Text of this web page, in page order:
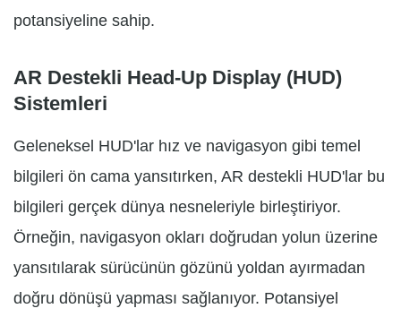
potansiyeline sahip.
AR Destekli Head-Up Display (HUD)
Sistemleri
Geleneksel HUD'lar hız ve navigasyon gibi temel
bilgileri ön cama yansıtırken, AR destekli HUD'lar bu
bilgileri gerçek dünya nesneleriyle birleştiriyor.
Örneğin, navigasyon okları doğrudan yolun üzerine
yansıtılarak sürücünün gözünü yoldan ayırmadan
doğru dönüşü yapması sağlanıyor. Potansiyel